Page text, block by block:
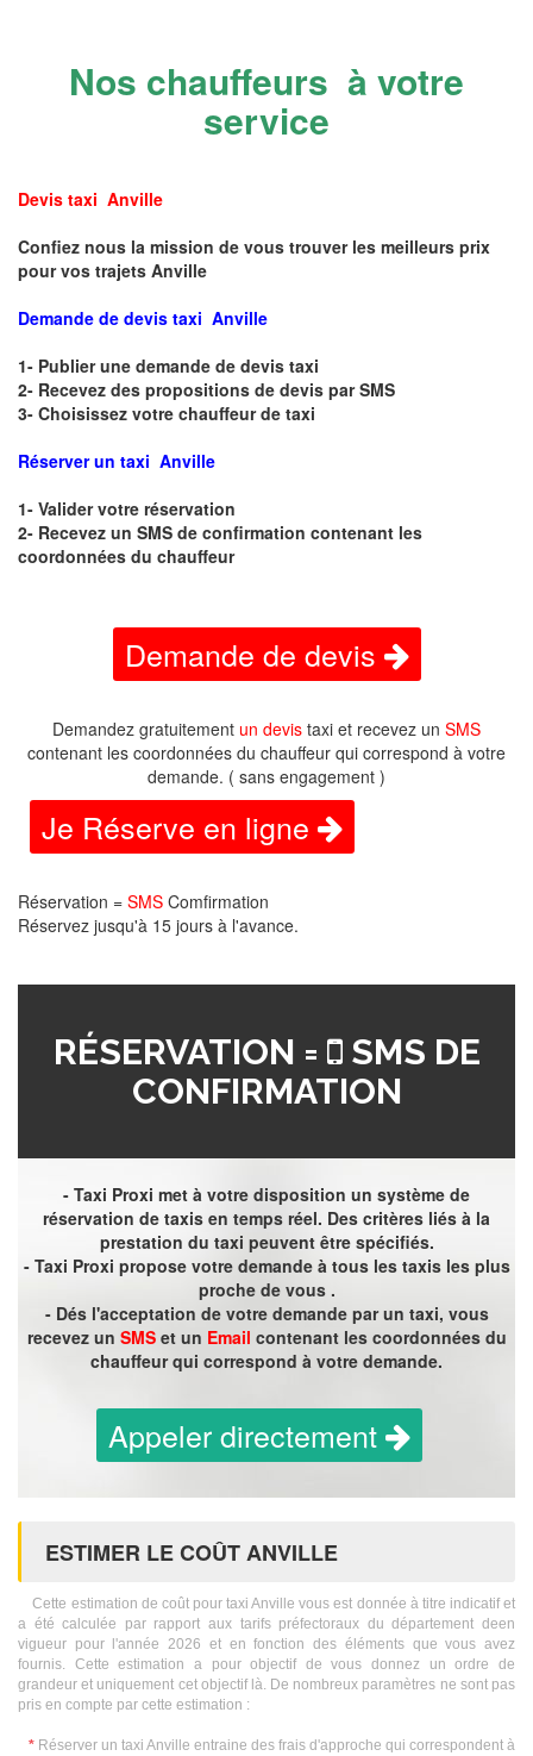
Nos chauffeurs à votre
service
Devis taxi Anville
Confiez nous la mission de vous trouver les meilleurs prix
pour vos trajets Anville
Demande de devis taxi Anville
1- Publier une demande de devis taxi
2- Recevez des propositions de devis par SMS
3- Choisissez votre chauffeur de taxi
Réserver un taxi Anville
1- Valider votre réservation
2- Recevez un SMS de confirmation contenant les
coordonnées du chauffeur
Demande de devis
Demandez gratuitement un devis taxi et recevez un SMS
contenant les coordonnées du chauffeur qui correspond à votre
demande. ( sans engagement )
Je Réserve en ligne
Réservation = SMS Comfirmation
Réservez jusqu'à 15 jours à l'avance.
RÉSERVATION =
SMS DE
CONFIRMATION
- Taxi Proxi met à votre disposition un système de
réservation de taxis en temps réel. Des critères liés à la
prestation du taxi peuvent être spécifiés.
- Taxi Proxi propose votre demande à tous les taxis les plus
proche de vous .
- Dés l'acceptation de votre demande par un taxi, vous
recevez un SMSet un Email contenant les coordonnées du
chauffeur qui correspond à votre demande.
Appeler directement
ESTIMER LE COÛT ANVILLE
Cette estimation de coût pour taxi Anville vous est donnée à titre indicatif et
a été calculée par rapport aux tarifs préfectoraux du département deen
vigueur pour l'année 2026 et en fonction des éléments que vous avez
fournis. Cette estimation a pour objectif de vous donnez un ordre de
grandeur et uniquement cet objectif là. De nombreux paramètres ne sont pas
pris en compte par cette estimation :
* Réserver un taxi Anville entraine des frais d'approche qui correspondent à